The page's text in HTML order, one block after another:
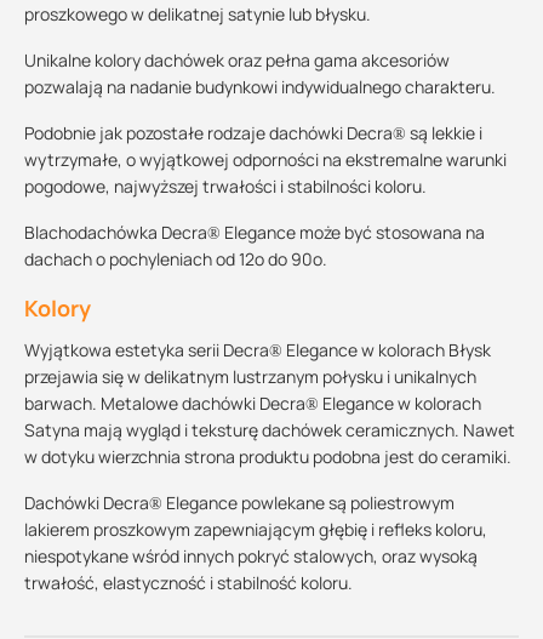
proszkowego w delikatnej satynie lub błysku.
Unikalne kolory dachówek oraz pełna gama akcesoriów
pozwalają na nadanie budynkowi indywidualnego charakteru.
Podobnie jak pozostałe rodzaje dachówki Decra® są lekkie i
wytrzymałe, o wyjątkowej odporności na ekstremalne warunki
pogodowe, najwyższej trwałości i stabilności koloru.
Blachodachówka Decra® Elegance może być stosowana na
dachach o pochyleniach od 12o do 90o.
Kolory
Wyjątkowa estetyka serii Decra® Elegance w kolorach Błysk
przejawia się w delikatnym lustrzanym połysku i unikalnych
barwach. Metalowe dachówki Decra® Elegance w kolorach
Satyna mają wygląd i teksturę dachówek ceramicznych. Nawet
w dotyku wierzchnia strona produktu podobna jest do ceramiki.
Dachówki Decra® Elegance powlekane są poliestrowym
lakierem proszkowym zapewniającym głębię i refleks koloru,
niespotykane wśród innych pokryć stalowych, oraz wysoką
trwałość, elastyczność i stabilność koloru.